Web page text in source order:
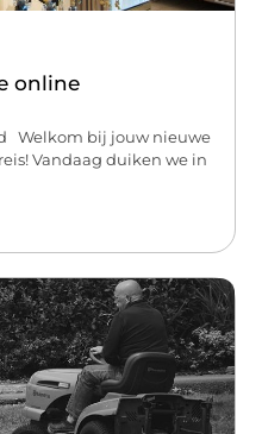
online
Welkom bij jouw nieuwe
Vandaag duiken we in